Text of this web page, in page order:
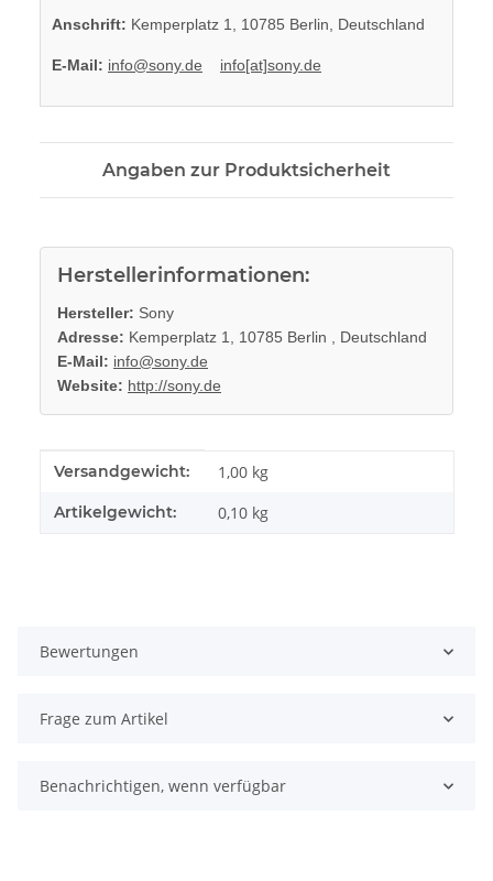
Anschrift: Kemperplatz 1, 10785 Berlin, Deutschland
E-Mail: info@sony.de info[at]sony.de
Angaben zur Produktsicherheit
Herstellerinformationen:
Hersteller: Sony
Adresse: Kemperplatz 1, 10785 Berlin , Deutschland
E-Mail: info@sony.de
Website: http://sony.de
Produkteigenschaft
Wert
Versandgewicht: 1,00 kg
Artikelgewicht: 0,10 kg
Bewertungen
Frage zum Artikel
Benachrichtigen, wenn verfügbar